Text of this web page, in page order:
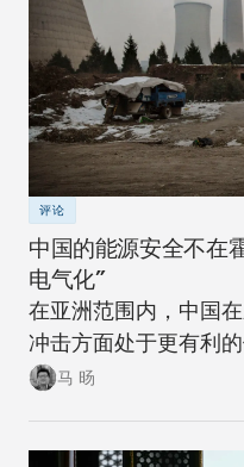
评论
中国的能源安全不在
电气化”
在亚洲范围内，中国
冲击方面处于更有利
以在短期内确保稳定
马 旸